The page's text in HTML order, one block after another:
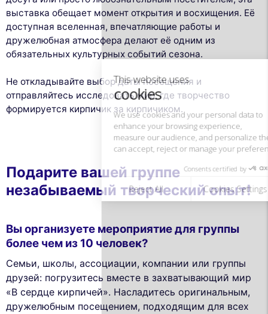
This website uses
cookies
We use cookies and your personal data to
enhance your browsing experience,
can accept, reject or manage your preferences at any time.
Consents certified by
Reject All Cookies Settings Accept and close
выставка обещает момент открытия и восхищения. Её
доступная вселенная, впечатляющие работы и
дружелюбная атмосфера делают её одним из
обязательных культурных событий сезона.
Не откладывайте выбор даты посещения и
отправляйтесь исследовать мир, где творчество
формируется кирпичик за кирпичиком.
Подарите вашей группе
незабываемый творческий опыт!
Вы организуете мероприятие для группы
более чем из 10 человек?
Семьи, школы, ассоциации, компании или группы
друзей: погрузитесь вместе в захватывающий мир
«В сердце кирпичей». Насладитесь оригинальным,
дружелюбным посещением, подходящим для всех